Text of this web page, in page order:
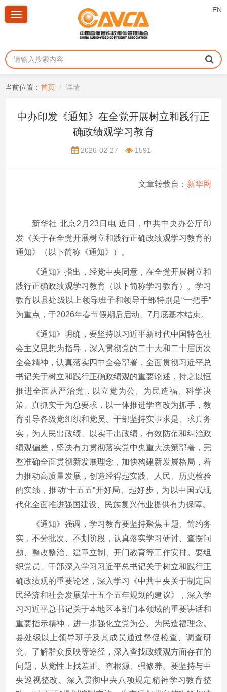
EN
Toggle
当前位置： 首页 详情
中办印发《通知》在全党开展树立和践行正
确政绩观学习教育
2026-02-27 1591
文章转载自： 新华网
新华社 北京2月23日电 近日，中共中央办公厅印
发《关于在全党开展树立和践行正确政绩观学习教育的
通知》（以下简称《通知》）。
《通知》指出，经党中央同意，在全党开展树立和
践行正确政绩观学习教育（以下简称学习教育）。学习
教育以县处级以上领导班子和领导干部特别是“一把手”
为重点，于2026年春节假期后启动、7月底基本结束。
《通知》明确，要坚持以习近平新时代中国特色社
会主义思想为指导，深入贯彻党的二十大和二十届历次
全会精神，认真落实四中全会部署，全面贯彻习近平总
书记关于树立和践行正确政绩观的重要论述，持之以恒
推进全面从严治党，以立党为公、为民造福、科学决
策、真抓实干为总要求，以一体推进学查改为抓手，教
育引导各级党组织和党员、干部坚持实事求是、求真务
实，为人民出政绩、以实干出政绩，有效防范和纠治政
绩观偏差，坚决有力贯彻落实党中央重大决策部署，完
整准确全面贯彻新发展理念，加快构建新发展格局，着
力推动高质量发展，创造经得起实践、人民、历史检验
的实绩，推动“十五五”开好局、起好步，为以中国式现
代化全面推进强国建设、民族复兴伟业提供有力保障。
《通知》强调，学习教育要坚持聚焦主题、简约务
实，不分批次、不划阶段，认真落实学习研讨、查摆问
题、整改整治、建章立制、开门教育等工作安排。要组
织党员、干部深入学习习近平总书记关于树立和践行正
确政绩观的重要论述，深入学习《中共中央关于制定国
民经济和社会发展第十五个五年规划的建议》，深入学
习习近平总书记关于本地区本部门本领域的重要讲话和
重要指示精神，进一步强化立党为公、为民造福理念。
县处级以上领导班子及其成员通过督促检查、调查研
究、了解群众反映等途径，深入查找政绩观方面存在的
问题，从党性上找差距、查根源、强修养。要坚持与中
央巡视整改、深入贯彻中央八项规定精神学习教育整